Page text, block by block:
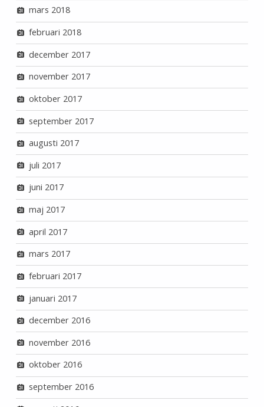
mars 2018
februari 2018
december 2017
november 2017
oktober 2017
september 2017
augusti 2017
juli 2017
juni 2017
maj 2017
april 2017
mars 2017
februari 2017
januari 2017
december 2016
november 2016
oktober 2016
september 2016